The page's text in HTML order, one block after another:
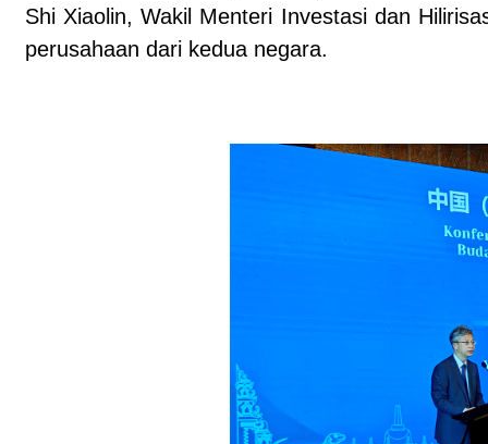
Shi Xiaolin, Wakil Menteri Investasi dan
perusahaan dari kedua negara.